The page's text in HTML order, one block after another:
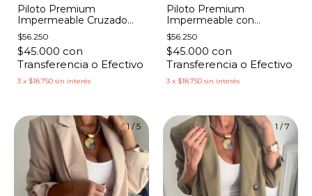
Piloto Premium
Impermeable Cruzado
con Cinto
$56.250
$45.000 con
Transferencia o Efectivo
3 x $18.750 sin interés
Piloto Premium
Impermeable con
Capucha Botones
Broches
$56.250
$45.000 con
Transferencia o Efectivo
3 x $18.750 sin interés
1/5 1 /7